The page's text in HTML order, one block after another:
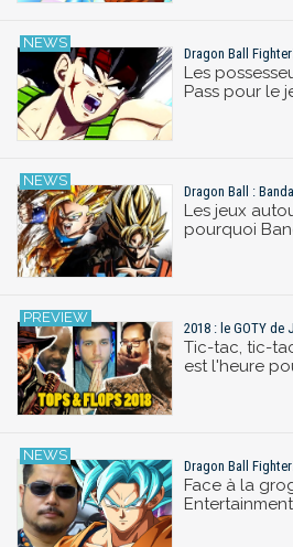
Dragon Ball
Les
Pass pour le
Dragon Ball :
Les jeux
pourquoi
2018 : le GOTY de
Tic-tac, tic-
est l'heure
Dragon Ball
Face à la